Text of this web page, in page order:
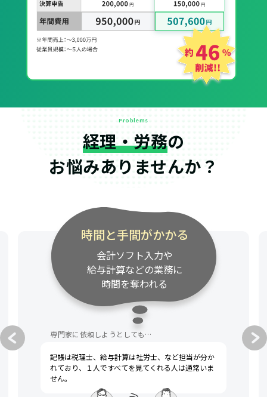
Problems
経理・労務の
お悩みありませんか？
時間と手間がかかる
会計ソフト入力や
給与計算などの業務に
時間を奪われる
専門家に依頼しようとしても…
記帳は税理士、給与計算は社労士、など担当が分か
れており、１人ですべてを見てくれる人は通常いま
せん。